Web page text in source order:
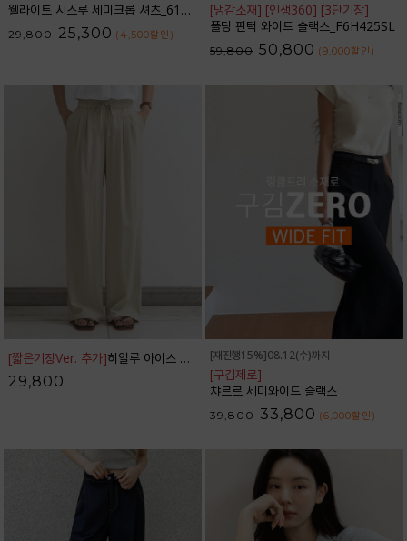
웰라이트 시스루 세미크롭 셔츠_61SH2490
29,800 25,300 (4,500할인 )
[냉감소재] [인생360] [3단기장]
폴딩 핀턱 와이드 슬랙스_F6H425SL
59,800 50,800 (9,000할인 )
[짧은기장Ver. 추가]히알루 아이스 밴딩 와이드 팬츠_42PT1784
29,800
[재진행15%]08.12(수)까지
[구김제로]
챠르르 세미와이드 슬랙스
39,800 33,800 (6,000할인 )